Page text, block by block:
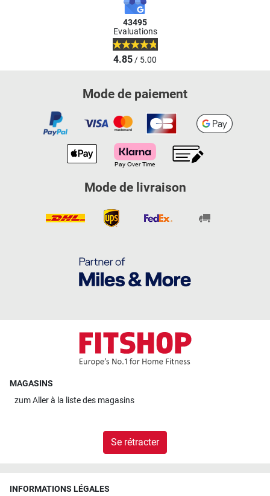
43495
Evaluations
4.85/ 5.00
Mode de paiement
Mode de livraison
MAGASINS
zumAller à la liste des magasins
Se rétracter
INFORMATIONS LÉGALES